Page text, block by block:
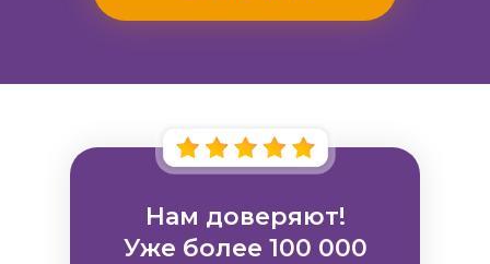
Нам доверяют!
Уже более 100 000